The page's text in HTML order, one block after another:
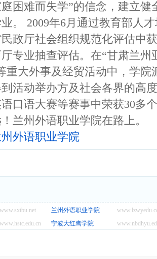
困难而失学”的信念，建立健
。 2009年6月通过教育部人
政厅社会组织规范化评估中
专业抽查评估。在“甘肃兰州
重大外事及经贸活动中，学院
活动举办方及社会各界的高
口语大赛等赛事中荣获30
兰州外语职业学院在路上。
外语职业学院
www.sxtbu.net
兰州外语职业学院
www.hstc.edu.cn
宁波大红鹰学院